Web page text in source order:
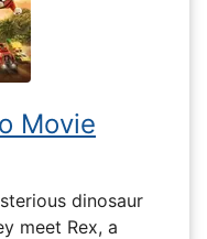
Movie
dinosaur
meet Rex, a